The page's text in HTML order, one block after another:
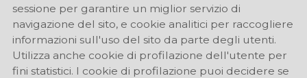
sessione per garantire un miglior servizio di
navigazione del sito, e cookie analitici per raccogliere
informazioni sull'uso del sito da parte degli utenti.
Utilizza anche cookie di profilazione dell'utente per
fini statistici. I cookie di profilazione puoi decidere se